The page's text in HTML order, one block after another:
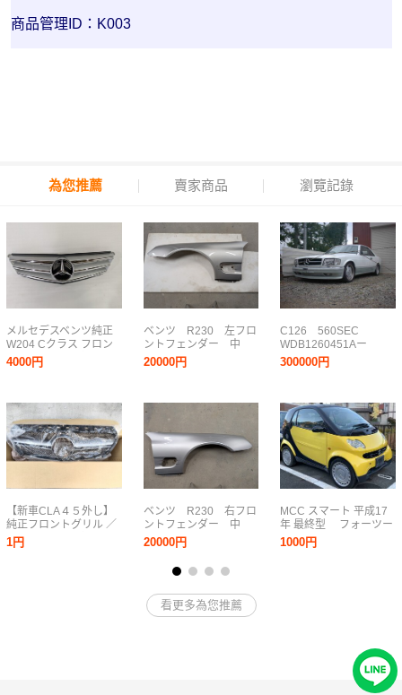
商品管理ID：K003
為您推薦 賣家商品 瀏覽記錄
メルセデスベンツ純正
W204 Cクラス フロン
トグリル エンブレム付
A204 880 00 23 棚番G-
4000円
【新車CLA４５外し】
純正フロントグリル ／
純正AMGエンブレム装
着〈made in
1円
ベンツ R230 左フロ
ントフェンダー 中
古 純正アルミ
20000円
ベンツ R230 右フロ
ントフェンダー 中
古 純正アルミ
20000円
C126 560SEC
WDB1260451Aー
ボンネット グリル付
き 東京練馬まで引き
300000円
MCC スマート 平成17
年 最終型 フォーツー
K 希少 黄色 AT 部品
取り車 パーツ売り 外
1000円
看更多為您推薦